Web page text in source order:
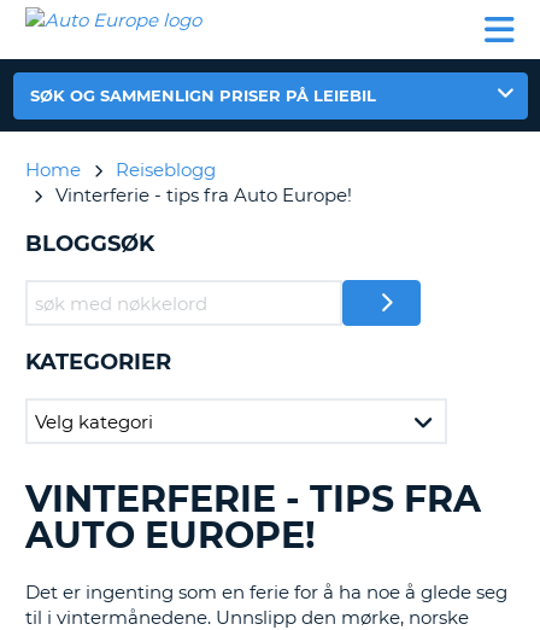
LEASING
EUROPA
LEIE
BOBIL
AUTO
EUROPE
LEIEBIL
LEASING
I
EUROPA
LEIE
SUPPORT
MITT
MEDLEMSSKAP
ADMINISTRER
NORGE
SØK OG SAMMENLIGN PRISER PÅ LEIEBIL
Home
Reiseblogg
Vinterferie - tips fra Auto Europe!
BLOGGSØK
KATEGORIER
SØKER
ETTER
BLOGGINNLEGG......
VINTERFERIE - TIPS FRA
AUTO EUROPE!
Det er ingenting som en ferie for å ha noe å glede seg
til i vintermånedene. Unnslipp den mørke, norske